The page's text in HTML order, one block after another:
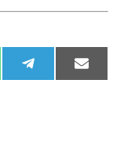
TelegramEmail